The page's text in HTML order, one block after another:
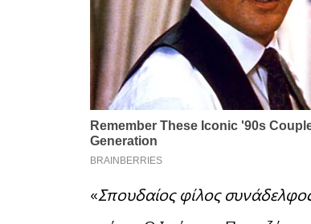
«Σπουδαίος φίλος